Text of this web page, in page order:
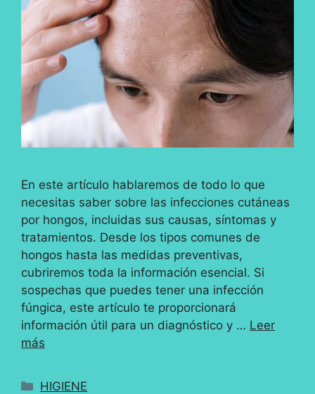
En este artículo hablaremos de todo lo que
necesitas saber sobre las infecciones cutáneas
por hongos, incluidas sus causas, síntomas y
tratamientos. Desde los tipos comunes de
hongos hasta las medidas preventivas,
cubriremos toda la información esencial. Si
sospechas que puedes tener una infección
fúngica, este artículo te proporcionará
información útil para un diagnóstico y … Leer
más
Categorías
HIGIENE